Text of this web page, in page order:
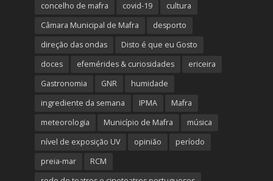
concelho de mafra
covid-19
cultura
Câmara Municipal de Mafra
desporto
direção das ondas
Disto é que eu Gosto
doces
efemérides & curiosidades
ericeira
Gastronomia
GNR
humidade
ingrediente da semana
IPMA
Mafra
meteorologia
Município de Mafra
música
nível de exposição UV
opinião
período
preia-mar
RCM